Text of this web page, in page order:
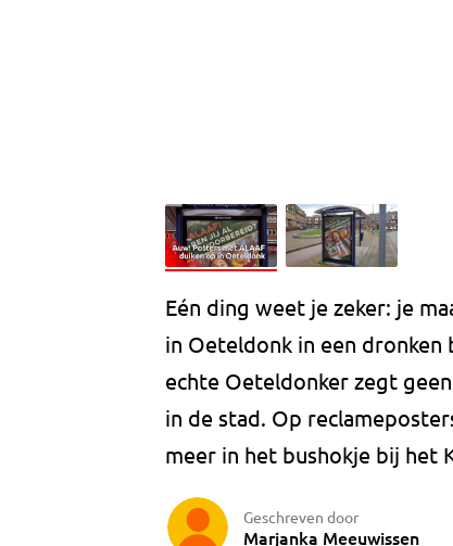
Eén ding weet je zeker: je
in Oeteldonk in een
echte Oeteldonker zegt
in de stad. Op
meer in het bushokje bij het
Geschreven door
Marjanka Meeuwissen